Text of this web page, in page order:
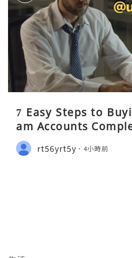
7 Easy Steps to
am Accounts
rt56yrt5y 4小時前